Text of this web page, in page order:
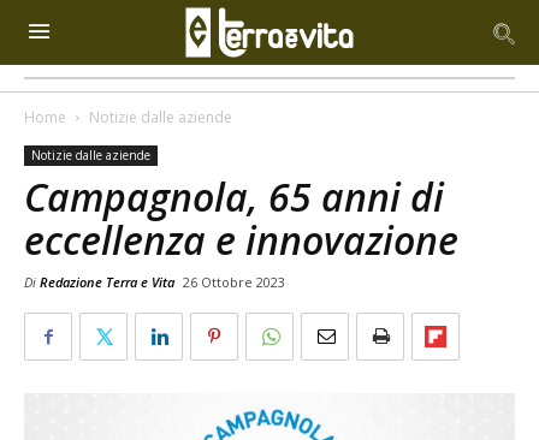
Home Notizie dalle aziende
Notizie dalle aziende
Campagnola, 65 anni di
eccellenza e innovazione
Di Redazione Terra e Vita 26 Ottobre 2023